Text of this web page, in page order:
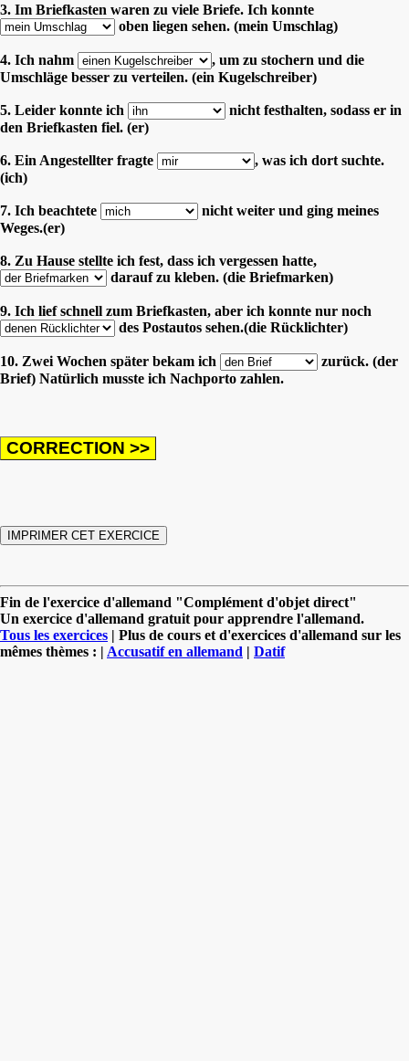
3. Im Briefkasten waren zu viele Briefe. Ich konnte
oben liegen sehen. (mein Umschlag)
4. Ich nahm
, um zu stochern und die
Umschläge besser zu verteilen. (ein Kugelschreiber)
5. Leider konnte ich
nicht festhalten, sodass er in
den Briefkasten fiel. (er)
6. Ein Angestellter fragte
, was ich dort suchte.
(ich)
7. Ich beachtete
nicht weiter und ging meines
Weges.(er)
8. Zu Hause stellte ich fest, dass ich vergessen hatte,
darauf zu kleben. (die Briefmarken)
9. Ich lief schnell zum Briefkasten, aber ich konnte nur noch
des Postautos sehen.(die Rücklichter)
10. Zwei Wochen später bekam ich
zurück. (der
Brief) Natürlich musste ich Nachporto zahlen.
Fin de l'exercice d'allemand "Complément d'objet direct"
Un exercice d'allemand gratuit pour apprendre l'allemand.
Tous les exercices | Plus de cours et d'exercices d'allemand sur les
mêmes thèmes : | Accusatif en allemand | Datif